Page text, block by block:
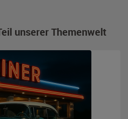
unserer Themenwelt